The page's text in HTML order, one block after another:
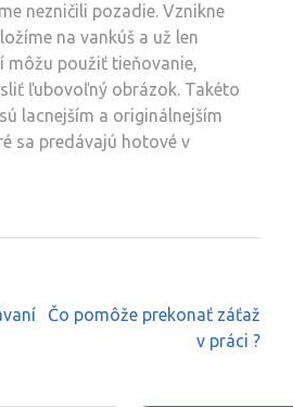
nezničili pozadie. Vznikne
na vankúš a už len
môžu použiť tieňovanie,
ľubovoľný obrázok. Takéto
lacnejším a originálnejším
sa predávajú hotové v
Čo pomôže prekonať záťaž
v práci ?